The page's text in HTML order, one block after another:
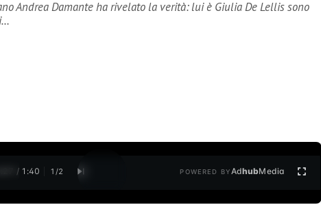
Andrea Damante ha rivelato la verità: lui è Giulia De Lellis sono
0:28 / 1:40 1 /2 POWERED BYAdhubMedia